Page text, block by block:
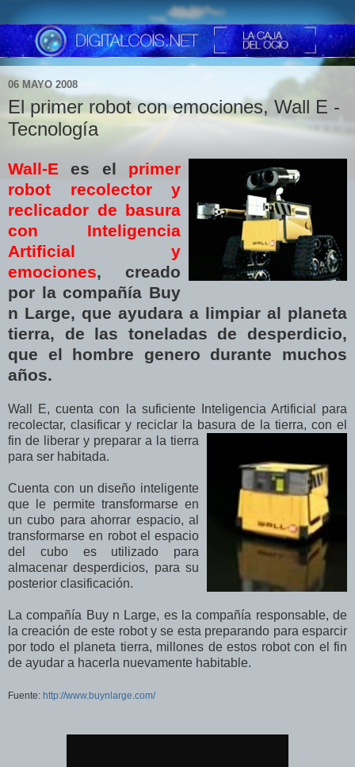
06 MAYO 2008
El primer robot con emociones, Wall E -
Tecnología
Wall-E es el primer
robot
recolector y
reclicador de basura
con Inteligencia
Artificial
y
emociones, creado
por la compañía Buy
n Large, que ayudara a limpiar al planeta
tierra, de las toneladas de desperdicio,
que el hombre genero durante muchos
años.
Wall E, cuenta con la suficiente Inteligencia Artificial para
recolectar, clasificar y reciclar la basura de la tierra, con el
fin de liberar y preparar a la tierra
para ser habitada.
Cuenta con un diseño inteligente
que le permite transformarse en
un cubo para ahorrar espacio, al
transformarse en robot el espacio
del cubo es utilizado para
almacenar desperdicios, para su
posterior clasificación.
La compañía Buy n Large, es la compañía responsable, de
la creación de este robot y se esta preparando para esparcir
por todo el planeta tierra, millones de estos robot con el fin
de ayudar a hacerla nuevamente habitable.
Fuente: http://www.buynlarge.com/